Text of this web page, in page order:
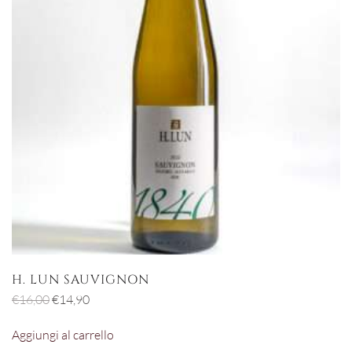
H. LUN SAUVIGNON
€16,00Il
originale
€14,90Il
attuale
Aggiungi al carrello